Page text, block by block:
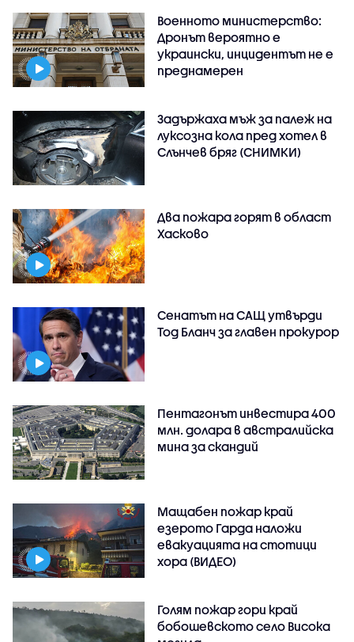
Военното министерство:
Дронът вероятно е
украински, инцидентът не е
преднамерен
Задържаха мъж за палеж на
луксозна кола пред хотел в
Слънчев бряг (СНИМКИ)
Два пожара горят в област
Хасково
Сенатът на САЩ утвърди
Тод Бланч за главен прокурор
Пентагонът инвестира 400
млн. долара в австралийска
мина за скандий
Мащабен пожар край
езерото Гарда наложи
евакуацията на стотици
хора (ВИДЕО)
Голям пожар гори край
бобошевското село Висока